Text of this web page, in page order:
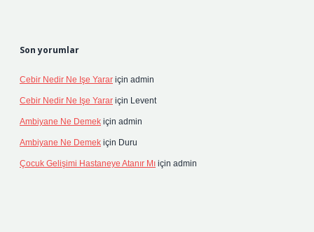
Son yorumlar
Cebir Nedir Ne Işe Yarar için admin
Cebir Nedir Ne Işe Yarar için Levent
Ambiyane Ne Demek için admin
Ambiyane Ne Demek için Duru
Çocuk Gelişimi Hastaneye Atanır Mı için admin